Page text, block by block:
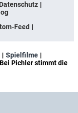
Datenschutz
Feed
Spielfilme
Pichler stimmt die